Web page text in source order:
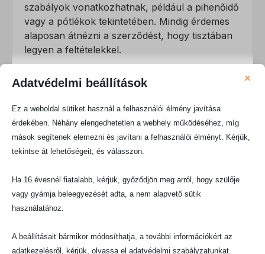
szabályok vonatkozhatnak, például a pihenőidő
vagy a pótlékok tekintetében. Mindig érdemes
alaposan átnézni a szerződést, hogy tisztában
legyen a feltételekkel.
hatással lehet a társadalombiztosítási
munkaidő miattkevesebb jövedelmetszerez,
ami befolyásolhatja például a későbbi táppénz
vagy a nyugdíj összegét. Bár
aminimálbérnélalacsonyabb fizetés is
hosszú távú következményekkel. Kérjen
tanácsot, ha bizonytalan a részletekkel
kapcsolatban.
Teendők és lehetőségek a
Adatvédelmi beállítások ×
Ez a weboldal sütiket használ a felhasználói élmény javítása
érdekében. Néhány elengedhetetlen a webhely működéséhez, míg
mások segítenek elemezni és javítani a felhasználói élményt. Kérjük,
tekintse át lehetőségeit, és válasszon.
Ha 16 évesnél fiatalabb, kérjük, győződjön meg arról, hogy szülője
vagy gyámja beleegyezését adta, a nem alapvető sütik
használatához.
A beállításait bármikor módosíthatja, a további információkért az
adatkezelésről, kérjük, olvassa el adatvédelmi szabályzatunkat.